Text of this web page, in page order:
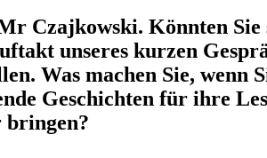
Czajkowski. Könnten Sie
unseres kurzen
Was machen Sie, wenn
Geschichten für ihre
bringen?